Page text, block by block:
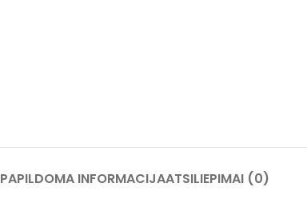
PAPILDOMA INFORMACIJAATSILIEPIMAI (0)